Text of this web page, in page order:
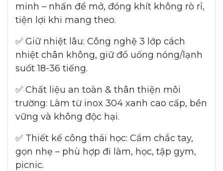
minh – nhấn để mở, đóng khít không rò rỉ,
tiện lợi khi mang theo.
✅ Giữ nhiệt lâu: Công nghệ 3 lớp cách
nhiệt chân không, giữ đồ uống nóng/lạnh
suốt 18-36 tiếng.
✅ Chất liệu an toàn & thân thiện môi
trường: Làm từ inox 304 xanh cao cấp, bền
vững và không độc hại.
✅ Thiết kế công thái học: Cầm chắc tay,
gọn nhẹ – phù hợp đi làm, học, tập gym,
picnic.